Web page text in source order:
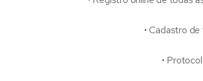
• Cadastro de
•